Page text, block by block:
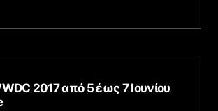
2017 από 5 έως 7 Ιουνίου